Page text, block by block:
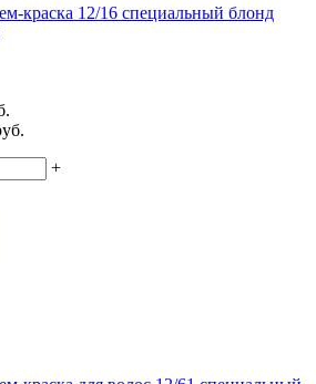
краска 12/16 специальный блонд
+